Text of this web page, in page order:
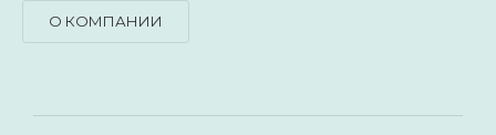
О КОМПАНИИ